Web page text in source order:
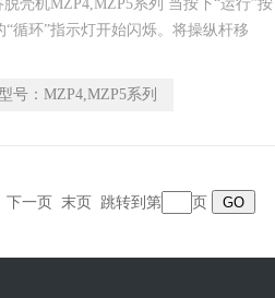
壳机MZP4,MZP5系列 当按下“运行”按
循环”指示灯开始闪烁。将操纵杆移
号： MZP4,MZP5系列
下一页 末页 跳转到第 页